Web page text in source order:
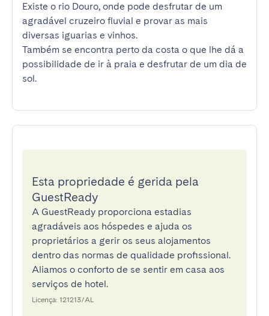
Existe o rio Douro, onde pode desfrutar de um
agradável cruzeiro fluvial e provar as mais
diversas iguarias e vinhos.
Também se encontra perto da costa o que lhe dá a
possibilidade de ir à praia e desfrutar de um dia de
sol.
Esta propriedade é gerida pela
GuestReady
A GuestReady proporciona estadias
agradáveis aos hóspedes e ajuda os
proprietários a gerir os seus alojamentos
dentro das normas de qualidade profissional.
Aliamos o conforto de se sentir em casa aos
serviços de hotel.
Licença: 121213/AL